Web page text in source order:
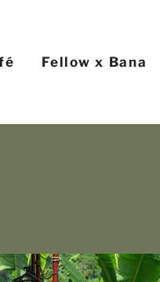
Fellow x Bana